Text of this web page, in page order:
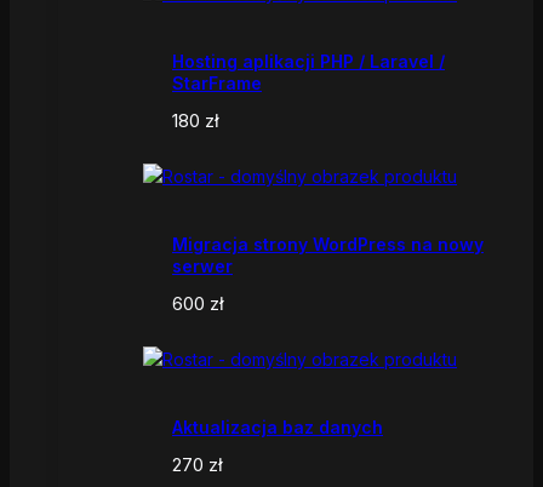
Hosting aplikacji PHP / Laravel /
StarFrame
180 zł
Migracja strony WordPress na nowy
serwer
600 zł
Aktualizacja baz danych
270 zł